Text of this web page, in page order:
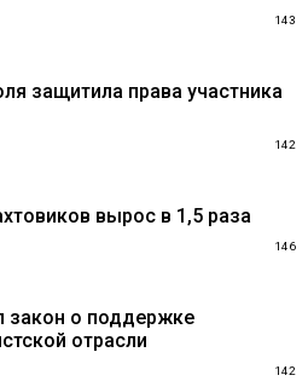
143
защитила права участника
142
вырос в 1,5 раза
146
закон о поддержке
отрасли
142